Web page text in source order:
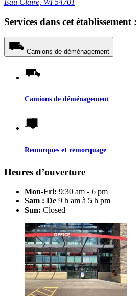
Eau Claire, WI 54701
Services dans cet établissement :
Camions de déménagement
Camions de déménagement
Remorques et remorquage
Heures d’ouverture
Mon-Fri: 9:30 am - 6 pm
Sam : De 9 h am à 5 h pm
Sun: Closed